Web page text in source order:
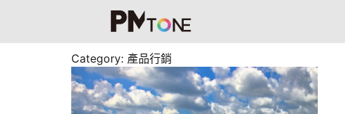
Category: 產品行銷